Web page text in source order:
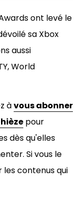
ont levé le
sa Xbox
aussi
World
àvous abonner
pour
dès qu'elles
Si vous le
contenus qui